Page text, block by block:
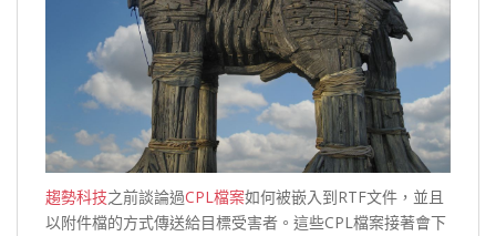
趨勢科技之前談論過CPL檔案如何被嵌入到RTF文件，並且
以附件檔的方式傳送給目標受害者。這些CPL檔案接著會下